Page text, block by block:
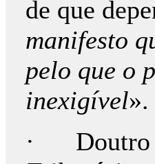
de que
manifesto
pelo que o
inexigível».
· Doutro